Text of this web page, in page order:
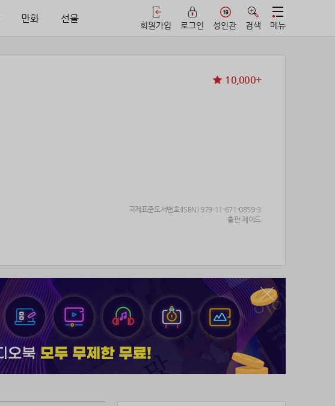
만화 선물
회원가입 로그인 성인관 검색 메뉴
10,000+
국제표준도서번호(ISBN) 979-11-671-0859-3
출판 제이드